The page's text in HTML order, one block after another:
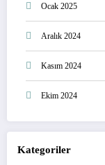
Ocak 2025
Aralık 2024
Kasım 2024
Ekim 2024
Kategoriler